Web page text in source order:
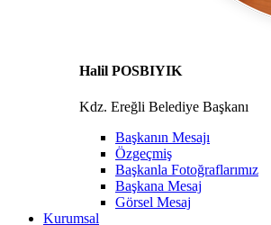
Halil POSBIYIK
Kdz. Ereğli Belediye Başkanı
Başkanın Mesajı
Özgeçmiş
Başkanla Fotoğraflarımız
Başkana Mesaj
Görsel Mesaj
Kurumsal